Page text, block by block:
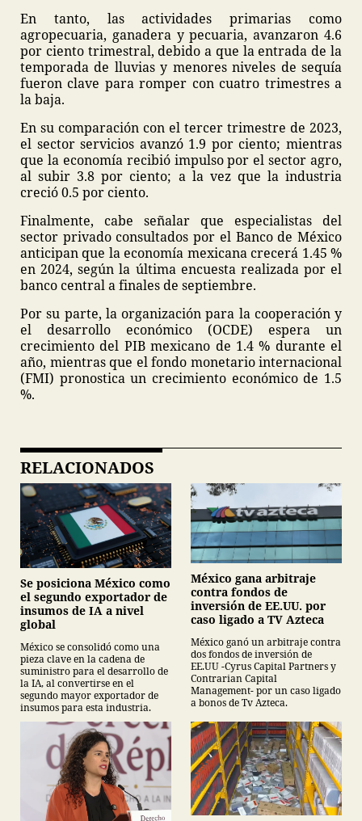
En tanto, las actividades primarias como
agropecuaria, ganadera y pecuaria, avanzaron 4.6
por ciento trimestral, debido a que la entrada de la
temporada de lluvias y menores niveles de sequía
fueron clave para romper con cuatro trimestres a
la baja.
En su comparación con el tercer trimestre de 2023,
el sector servicios avanzó 1.9 por ciento; mientras
que la economía recibió impulso por el sector agro,
al subir 3.8 por ciento; a la vez que la industria
creció 0.5 por ciento.
Finalmente, cabe señalar que especialistas del
sector privado consultados por el Banco de México
anticipan que la economía mexicana crecerá 1.45 %
en 2024, según la última encuesta realizada por el
banco central a finales de septiembre.
Por su parte, la organización para la cooperación y
el desarrollo económico (OCDE) espera un
crecimiento del PIB mexicano de 1.4 % durante el
año, mientras que el fondo monetario internacional
(FMI) pronostica un crecimiento económico de 1.5
%.
RELACIONADOS
Se posiciona México como
el segundo exportador de
insumos de IA a nivel
global
México se consolidó como una
pieza clave en la cadena de
suministro para el desarrollo de
la IA, al convertirse en el
segundo mayor exportador de
insumos para esta industria.
México gana arbitraje
contra fondos de
inversión de EE.UU. por
caso ligado a TV Azteca
México ganó un arbitraje contra
dos fondos de inversión de
EE.UU -Cyrus Capital Partners y
Contrarian Capital
Management- por un caso ligado
a bonos de Tv Azteca.